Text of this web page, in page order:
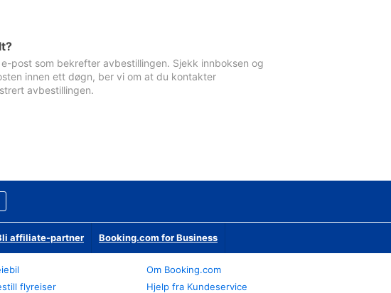
post som bekrefter avbestillingen. Sjekk innboksen og
innen ett døgn, ber vi om at du kontakter
avbestillingen.
affiliate-partner Booking.com for Business
flyreiser
Om Booking.com
Hjelp fra Kundeservice